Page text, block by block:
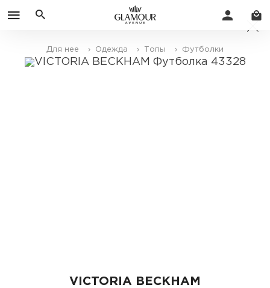
Для нее › Одежда › Топы › Футболки
VICTORIA BECKHAM